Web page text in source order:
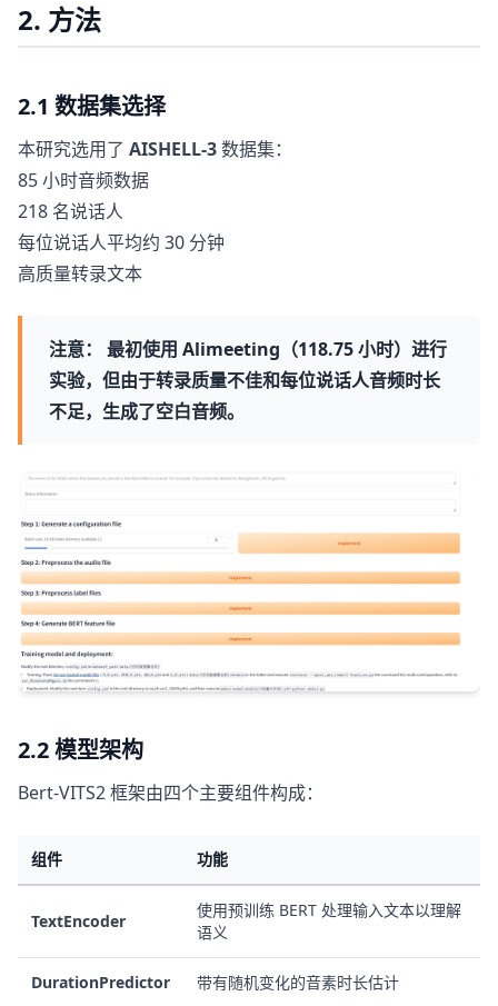
2. 方法
2.1 数据集选择
本研究选用了 AISHELL-3数据集：
85 小时音频数据
218 名说话人
每位说话人平均约 30 分钟
高质量转录文本
注意：
最初使用 Alimeeting（118.75 小时）进行
实验，但由于转录质量不佳和每位说话人音频时长
不足，生成了空白音频。
2.2 模型架构
Bert-VITS2 框架由四个主要组件构成：
组件 功能
TextEncoder
使用预训练 BERT 处理输入文本以理解
语义
DurationPredictor 带有随机变化的音素时长估计